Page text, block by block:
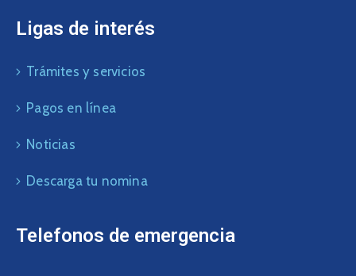
Ligas de interés
Trámites y servicios
Pagos en línea
Noticias
Descarga tu nomina
Telefonos de emergencia